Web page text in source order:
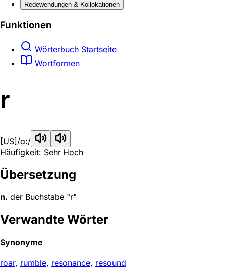
Redewendungen & Kollokationen
Funktionen
Wörterbuch Startseite
Wortformen
r
[US] /ɑ:/
Häufigkeit: Sehr Hoch
Übersetzung
n. der Buchstabe "r"
Verwandte Wörter
Synonyme
roar, rumble, resonance, resound